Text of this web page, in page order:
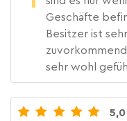
Geschäfte
Besitzer ist
sehr wohl
5,0